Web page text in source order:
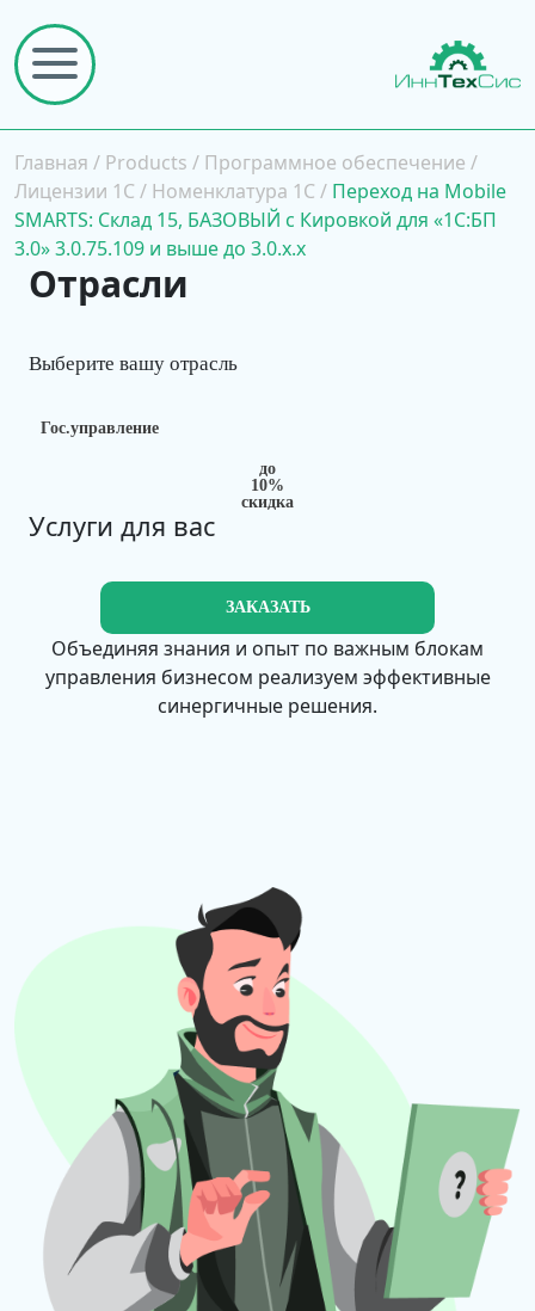
Главная / Products / Программное обеспечение /
Лицензии 1С / Номенклатура 1С / Переход на Mobile
SMARTS: Склад 15, БАЗОВЫЙ с Кировкой для «1С:БП
3.0» 3.0.75.109 и выше до 3.0.x.x
Отрасли
Гос.управление
Выберите вашу отрасль
до
10%
скидка
Услуги для вас
ЗАКАЗАТЬ
Объединяя знания и опыт по важным блокам
управления бизнесом реализуем эффективные
синергичные решения.